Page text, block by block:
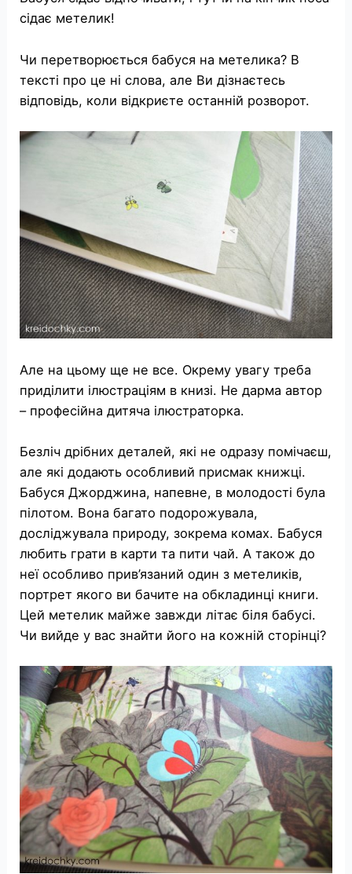
сідає метелик!
Чи перетворюється бабуся на метелика? В
тексті про це ні слова, але Ви дізнаєтесь
відповідь, коли відкриєте останній розворот.
Але на цьому ще не все. Окрему увагу треба
приділити ілюстраціям в книзі. Не дарма автор
– професійна дитяча ілюстраторка.
Безліч дрібних деталей, які не одразу помічаєш,
але які додають особливий присмак книжці.
Бабуся Джорджина, напевне, в молодості була
пілотом. Вона багато подорожувала,
досліджувала природу, зокрема комах. Бабуся
любить грати в карти та пити чай. А також до
неї особливо прив’язаний один з метеликів,
портрет якого ви бачите на обкладинці книги.
Цей метелик майже завжди літає біля бабусі.
Чи вийде у вас знайти його на кожній сторінці?